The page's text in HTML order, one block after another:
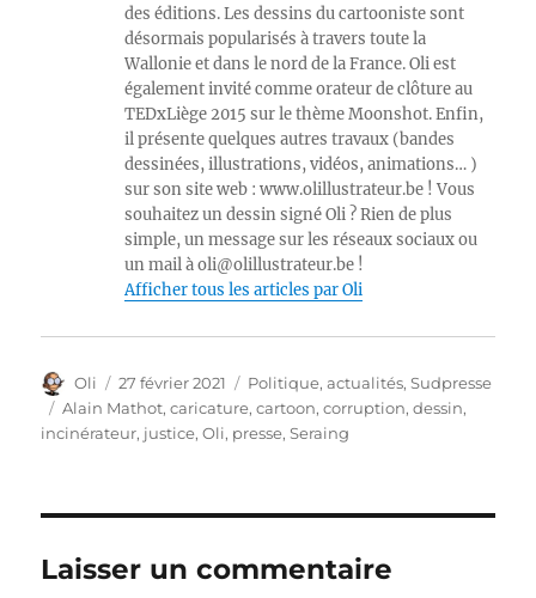
des éditions. Les dessins du cartooniste sont
désormais popularisés à travers toute la
Wallonie et dans le nord de la France. Oli est
également invité comme orateur de clôture au
TEDxLiège 2015 sur le thème Moonshot. Enfin,
il présente quelques autres travaux (bandes
dessinées, illustrations, vidéos, animations… )
sur son site web : www.olillustrateur.be ! Vous
souhaitez un dessin signé Oli ? Rien de plus
simple, un message sur les réseaux sociaux ou
un mail à oli@olillustrateur.be !
Afficher tous les articles par Oli
Auteur
Oli
Publié
le
27 février 2021 Catégories
Politique, actualités,Sudpresse
Étiquettes
Alain Mathot,caricature,cartoon,corruption,dessin,
incinérateur, justice,Oli, presse,Seraing
Laisser un commentaire